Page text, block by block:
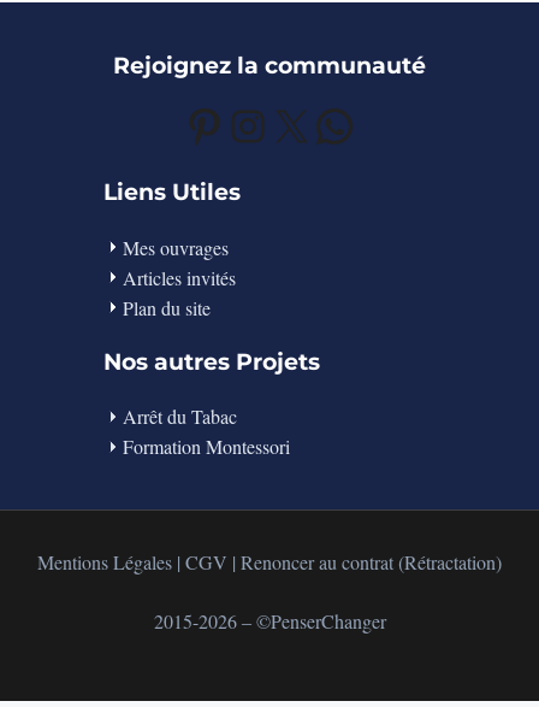
Rejoignez la communauté
Pinterest
Instagram
X WhatsApp
Liens Utiles
Mes ouvrages
Articles invités
Plan du site
Nos autres Projets
Arrêt du Tabac
Formation Montessori
2015-2026 ‒ ©PenserChanger
Mentions Légales | CGV | Renoncer au contrat (Rétractation)